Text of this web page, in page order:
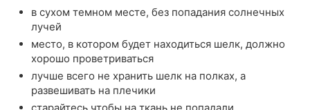
в сухом темном месте, без попадания солнечных
лучей
место, в котором будет находиться шелк, должно
хорошо проветриваться
лучше всего не хранить шелк на полках, а
развешивать на плечики
старайтесь чтобы на ткань не попадали